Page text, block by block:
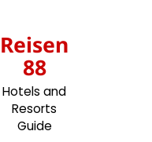
content
Reisen
88
Hotels and
Resorts
Guide